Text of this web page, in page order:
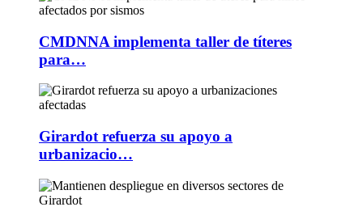
CMDNNA implementa taller de títeres
para…
Girardot refuerza su apoyo a
urbanizacio…